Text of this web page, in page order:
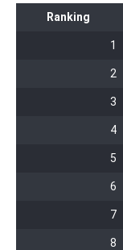
Ranking
1
2
3
4
5
6
7
8